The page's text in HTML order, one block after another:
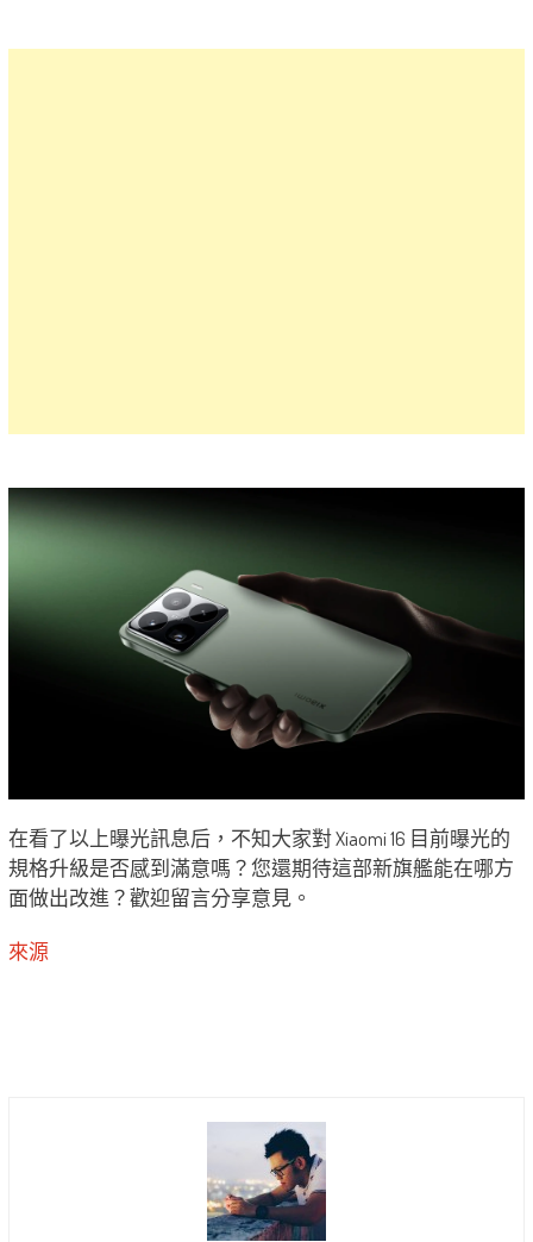
在看了以上曝光訊息后，不知大家對 Xiaomi 16 目前曝光的
規格升級是否感到滿意嗎？您還期待這部新旗艦能在哪方
面做出改進？歡迎留言分享意見。
來源